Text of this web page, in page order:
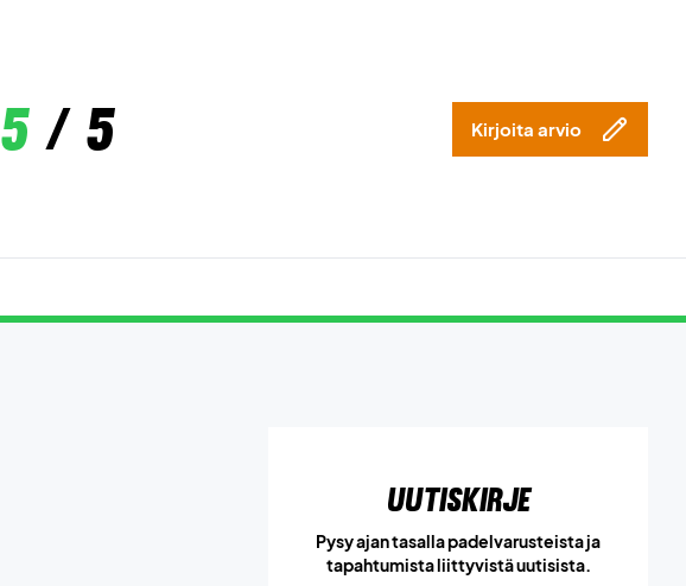
5/ 5 Kirjoita arvio
Uutiskirje
Pysy ajan tasalla padelvarusteista ja
tapahtumista liittyvistä uutisista.